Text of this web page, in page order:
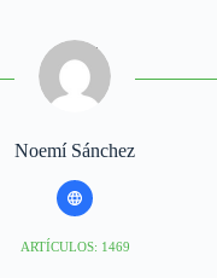
Noemí Sánchez
ARTÍCULOS: 1469